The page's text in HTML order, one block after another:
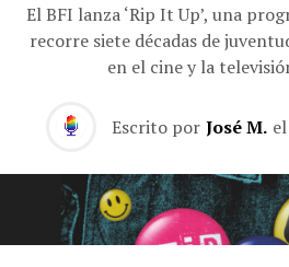
El BFI lanza ‘Rip It Up’, una
recorre siete décadas de
en el cine y la
Escrito por José M. el